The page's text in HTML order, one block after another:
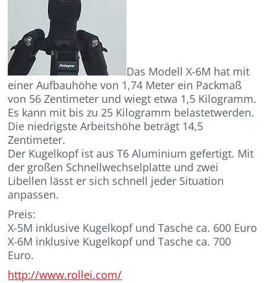
Das Modell X-6M hat mit
einer Aufbauhöhe von 1,74 Meter ein Packmaß
von 56 Zentimeter und wiegt etwa 1,5 Kilogramm.
Es kann mit bis zu 25 Kilogramm belastetwerden.
Die niedrigste Arbeitshöhe beträgt 14,5
Zentimeter.
Der Kugelkopf ist aus T6 Aluminium gefertigt. Mit
der großen Schnellwechselplatte und zwei
Libellen lässt er sich schnell jeder Situation
anpassen.
Preis:
X-5M inklusive Kugelkopf und Tasche ca. 600 Euro
X-6M inklusive Kugelkopf und Tasche ca. 700
Euro.
http://www.rollei.com/